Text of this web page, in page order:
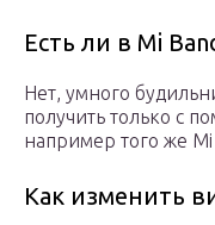
Есть ли в Mi
Нет, умного
получить только с
например того же
Как изменить